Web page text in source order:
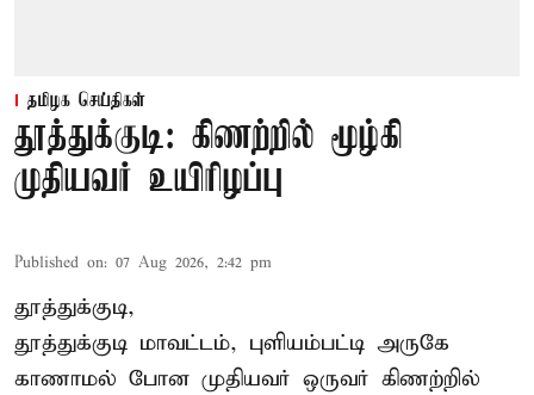
தமிழக செய்திகள்
தூத்துக்குடி: கிணற்றில் மூழ்கி
முதியவர் உயிரிழப்பு
Published on: 07 Aug 2026, 2:42 pm
தூத்துக்குடி,
தூத்துக்குடி மாவட்டம், புளியம்பட்டி அருகே
காணாமல் போன முதியவர் ஒருவர் கிணற்றில்